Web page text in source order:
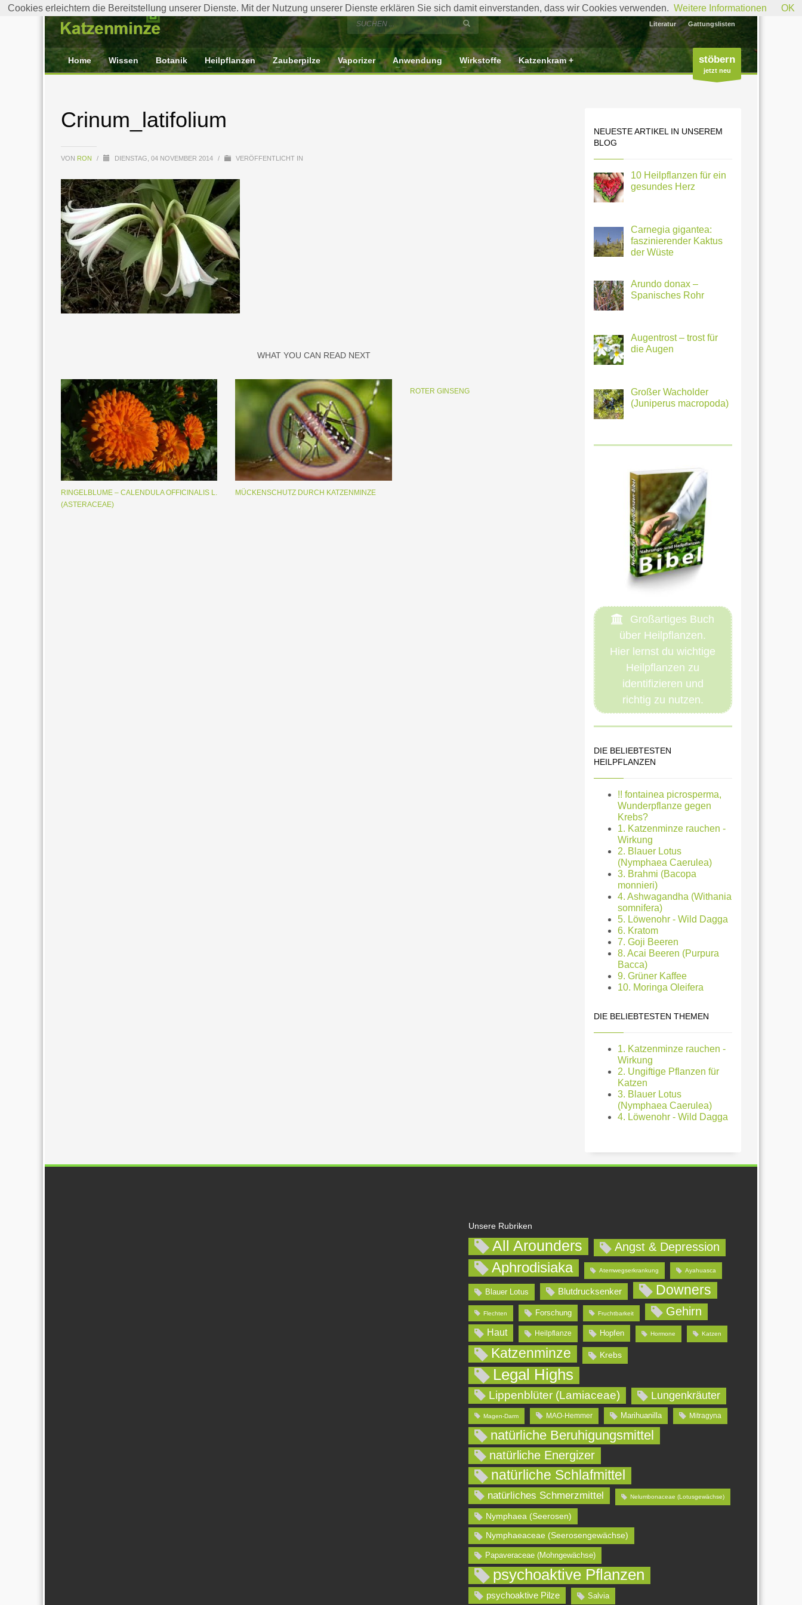
Literatur Gattungslisten
Home Wissen Botanik Heilpflanzen Zauberpilze Vaporizer Anwendung Wirkstoffe Katzenkram + stöbern
jetzt neu
Crinum_latifolium
VON RON / DIENSTAG, 04 NOVEMBER 2014 / VERÖFFENTLICHT IN
WHAT YOU CAN READ NEXT
RINGELBLUME – CALENDULA OFFICINALIS L.
(ASTERACEAE)
MÜCKENSCHUTZ DURCH KATZENMINZE
ROTER GINSENG
NEUESTE ARTIKEL IN UNSEREM
BLOG
10 Heilpflanzen für ein
gesundes Herz
Carnegia gigantea:
faszinierender Kaktus
der Wüste
Arundo donax –
Spanisches Rohr
Augentrost – trost für
die Augen
Großer Wacholder
(Juniperus macropoda)
Großartiges Buch
über Heilpflanzen.
Hier lernst du wichtige
Heilpflanzen zu
identifizieren und
richtig zu nutzen.
DIE BELIEBTESTEN
HEILPFLANZEN
!! fontainea picrosperma,
Wunderpflanze gegen
Krebs?
1. Katzenminze rauchen -
Wirkung
2. Blauer Lotus
(Nymphaea Caerulea)
3. Brahmi (Bacopa
monnieri)
4. Ashwagandha (Withania
somnifera)
5. Löwenohr - Wild Dagga
6. Kratom
7. Goji Beeren
8. Acai Beeren (Purpura
Bacca)
9. Grüner Kaffee
10. Moringa Oleifera
DIE BELIEBTESTEN THEMEN
1. Katzenminze rauchen -
Wirkung
2. Ungiftige Pflanzen für
Katzen
3. Blauer Lotus
(Nymphaea Caerulea)
4. Löwenohr - Wild Dagga
Unsere Rubriken
All Arounders Angst & Depression
Aphrodisiaka Atemwegserkrankung Ayahuasca
Blauer Lotus Blutdrucksenker Downers
Flechten Forschung Fruchtbarkeit Gehirn
Haut Heilpflanze Hopfen Hormone Katzen
Katzenminze Krebs
Legal Highs
Lippenblüter (Lamiaceae) Lungenkräuter
Magen-Darm MAO-Hemmer Marihuanilla Mitragyna
natürliche Beruhigungsmittel
natürliche Energizer
natürliche Schlafmittel
natürliches Schmerzmittel Nelumbonaceae (Lotusgewächse)
Nymphaea (Seerosen)
Nymphaeaceae (Seerosengewächse)
Papaveraceae (Mohngewächse)
psychoaktive Pflanzen
psychoaktive Pilze Salvia
Cookies erleichtern die Bereitstellung unserer Dienste. Mit der Nutzung unserer Dienste erklären Sie sich damit einverstanden, dass wir Cookies verwenden. Weitere Informationen OK